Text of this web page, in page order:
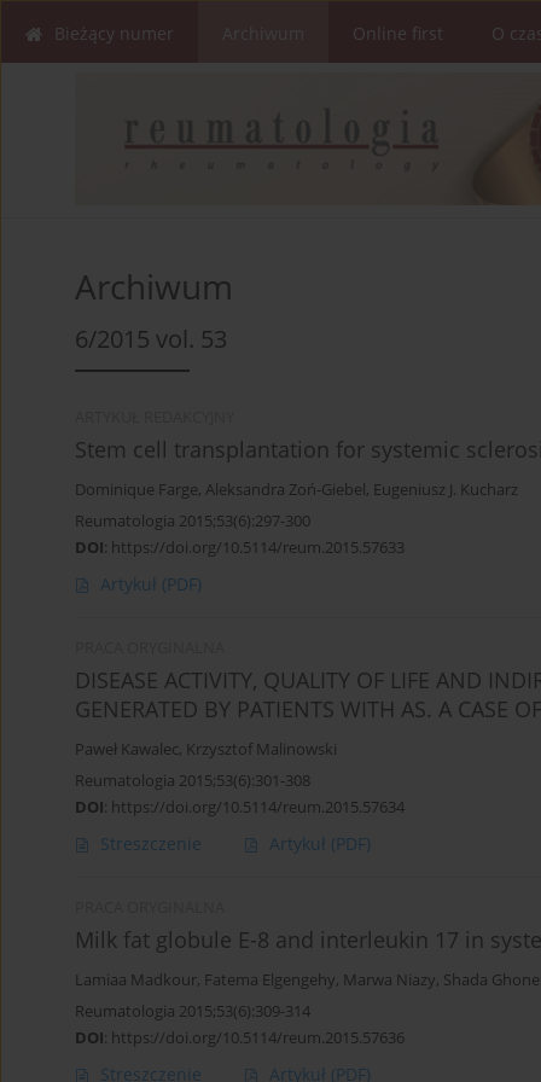
Bieżący numer Online first O
Archiwum
6/2015 vol. 53
Stem cell transplantation for systemic
Dominique Farge, Aleksandra Zoń-Giebel, Eugeniusz J. Kucharz
Reumatologia 2015;53(6):297-300
DOI: https://doi.org/10.5114/reum.2015.57633
Artykuł (PDF)
DISEASE ACTIVITY, QUALITY OF LIFE AND
GENERATED BY PATIENTS WITH AS. A CASE
Paweł Kawalec, Krzysztof Malinowski
Reumatologia 2015;53(6):301-308
DOI: https://doi.org/10.5114/reum.2015.57634
Streszczenie Artykuł (PDF)
Milk fat globule E-8 and interleukin 17 in
Lamiaa Madkour, Fatema Elgengehy, Marwa Niazy, Shada
Reumatologia 2015;53(6):309-314
DOI: https://doi.org/10.5114/reum.2015.57636
Streszczenie Artykuł (PDF)